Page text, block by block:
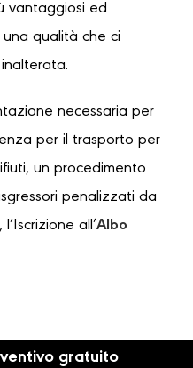
vantaggiosi ed
qualità che ci
necessaria per
per il trasporto per
un procedimento
penalizzati da
all’Albo
gratuito